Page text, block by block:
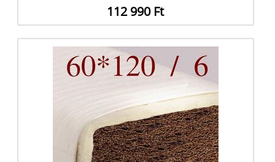
112 990 Ft